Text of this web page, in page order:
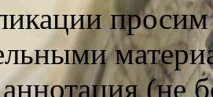
(не